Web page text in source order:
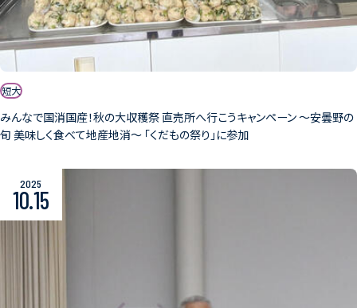
短大
みんなで国消国産！秋の大収穫祭 直売所へ行こうキャンペーン 〜安曇野の
旬 美味しく食べて地産地消〜 ｢くだもの祭り｣に参加
2025
10.15